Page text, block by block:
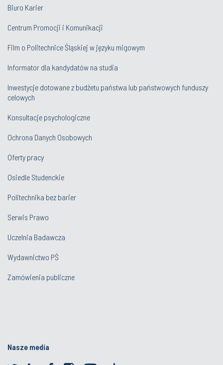
Biuro Karier
Centrum Promocji i Komunikacji
Film o Politechnice Śląskiej w języku migowym
Informator dla kandydatów na studia
Inwestycje dotowane z budżetu państwa lub państwowych funduszy
celowych
Konsultacje psychologiczne
Ochrona Danych Osobowych
Oferty pracy
Osiedle Studenckie
Politechnika bez barier
Serwis Prawo
Uczelnia Badawcza
Wydawnictwo PŚ
Zamówienia publiczne
Nasze media